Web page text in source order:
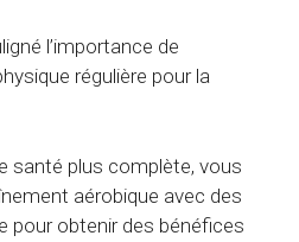
l’importance de
régulière pour la
santé plus complète, vous
aérobique avec des
pour obtenir des bénéfices